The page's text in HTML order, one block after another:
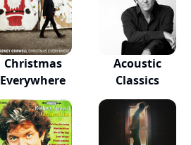
Christmas
Everywhere
Acoustic
Classics